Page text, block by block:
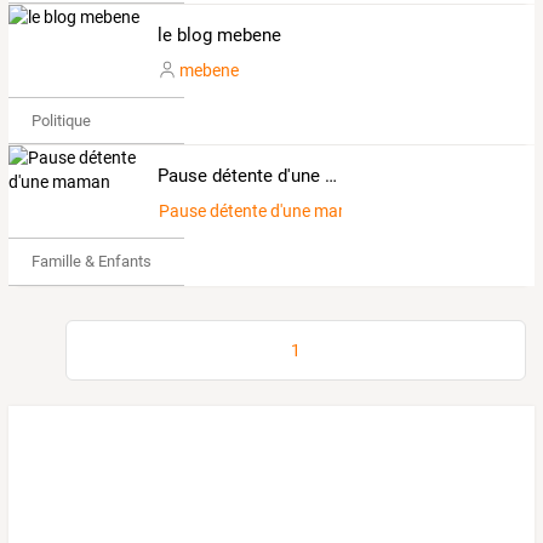
le blog mebene
mebene
Politique
Pause détente d'une maman
Pause détente d'une maman
Famille & Enfants
1